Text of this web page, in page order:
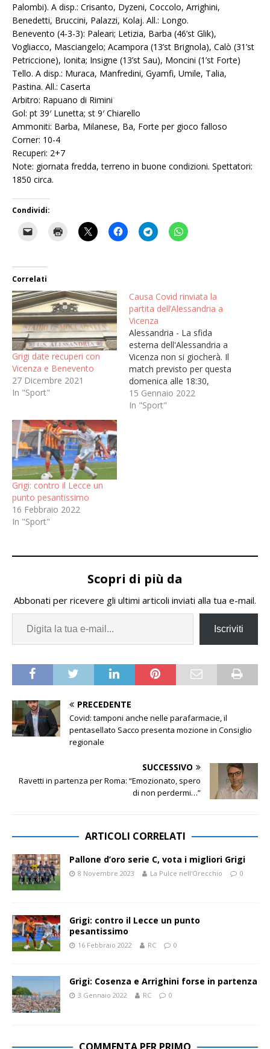
Palombi). A disp.: Crisanto, Dyzeni, Coccolo, Arrighini,
Benedetti, Bruccini, Palazzi, Kolaj. All.: Longo.
Benevento (4-3-3): Paleari; Letizia, Barba (46’st Glik),
Vogliacco, Masciangelo; Acampora (13’st Brignola), Calò (31’st
Petriccione), Ionita; Insigne (13’st Sau), Moncini (1’st Forte)
Tello. A disp.: Muraca, Manfredini, Gyamfi, Umile, Talia,
Pastina. All.: Caserta
Arbitro: Rapuano di Rimini
Gol: pt 39′ Lunetta; st 9′ Chiarello
Ammoniti: Barba, Milanese, Ba, Forte per gioco falloso
Corner: 10-4
Recuperi: 2+7
Note: giornata fredda, terreno in buone condizioni. Spettatori:
1850 circa.
Condividi:
Correlati
Grigi date recuperi con
Vicenza e Benevento
27 Dicembre 2021
In "Sport"
Causa Covid rinviata la
partita dell’Alessandria a
Vicenza
Alessandria - La sfida
esterna dell'Alessandria a
Vicenza non si giocherà. Il
match previsto per questa
domenica alle 18:30,
valido per la 19° giornata
della serie B, è stato
15 Gennaio 2022
In "Sport"
Grigi: contro il Lecce un
punto pesantissimo
16 Febbraio 2022
In "Sport"
Scopri di più da
Abbonati per ricevere gli ultimi articoli inviati alla tua e-mail.
Iscriviti
PRECEDENTE
Covid: tamponi anche nelle parafarmacie, il
pentasellato Sacco presenta mozione in Consiglio
regionale
SUCCESSIVO
Ravetti in partenza per Roma: “Emozionato, spero
di non perdermi…”
ARTICOLI CORRELATI
Pallone d’oro serie C, vota i migliori Grigi
8 Novembre 2023 La Pulce nell'Orecchio 0
Grigi: contro il Lecce un punto
pesantissimo
16 Febbraio 2022 RC 0
Grigi: Cosenza e Arrighini forse in partenza
3 Gennaio 2022 RC 0
COMMENTA PER PRIMO